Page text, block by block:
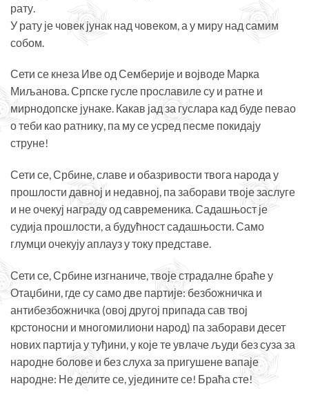
рату.
У рату је човек јунак над човеком, а у миру над самим
собом.
Сети се кнеза Иве од Семберије и војводе Марка
Миљанова. Српске гусле прославиле су и ратне и
мирнодопске јунаке. Какав јад за гуслара кад буде певао
о теби као ратнику, па му се усред песме покидају
струне!
Сети се, Србине, славе и обазривости твога народа у
прошлости давној и недавној, па заборави твоје заслуге
и не очекуј награду од савременика. Садашњост је
судија прошлости, а будућност садашњости. Само
глумци очекују аплауз у току представе.
Сети се, Србине изгнаниче, твоје страдалне браће у
Отаџбини, где су само две партије: безбожничка и
антибезбожничка (овој другој припада сав твој
крстоносни и многомилиони народ) па заборави десет
нових партија у туђини, у које те увлаче људи без суза за
народне болове и без слуха за пригушене вапаје
народне: Не делите се, уједините се! Браћа сте!